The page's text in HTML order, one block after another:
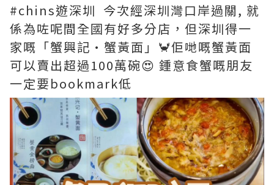
#chins遊深圳 今次經深圳灣口岸過關, 就
係為咗呢間全國有好多分店，但深圳得一
家嘅「蟹興記·蟹黃面」🦀佢哋嘅蟹黃面
可以賣出超過100萬碗😍 鍾意食蟹嘅朋友
一定要bookmark低